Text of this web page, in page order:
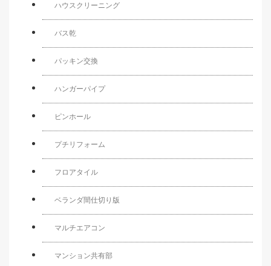
ハウスクリーニング
バス乾
パッキン交換
ハンガーパイプ
ピンホール
プチリフォーム
フロアタイル
ベランダ間仕切り版
マルチエアコン
マンション共有部